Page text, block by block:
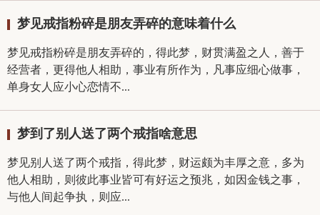
梦见戒指粉碎是朋友弄碎的意味着什么
梦见戒指粉碎是朋友弄碎的，得此梦，财贯满盈之人，善于
经营者，更得他人相助，事业有所作为，凡事应细心做事，
单身女人应小心恋情不...
梦到了别人送了两个戒指啥意思
梦见别人送了两个戒指，得此梦，财运颇为丰厚之意，多为
他人相助，则彼此事业皆可有好运之预兆，如因金钱之事，
与他人间起争执，则应...